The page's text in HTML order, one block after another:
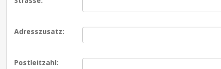
Adresszusatz:
Postleitzahl: